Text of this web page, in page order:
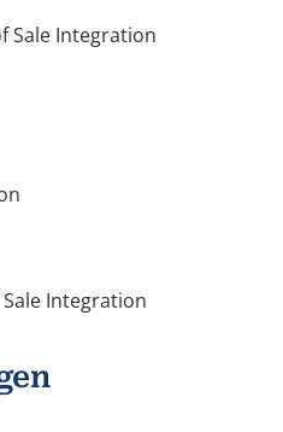
Sale Integration
Integration